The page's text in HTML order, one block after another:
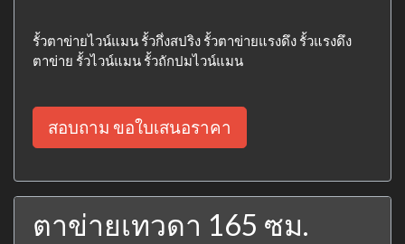
รั้วตาข่ายไวน์แมน รั้วกึ่งสปริง รั้วตาข่ายแรงดึง รั้วแรงดึง
ตาข่าย รั้วไวน์แมน รั้วถักปมไวน์แมน
สอบถาม ขอใบเสนอราคา
ตาข่ายเทวดา 165 ซม.